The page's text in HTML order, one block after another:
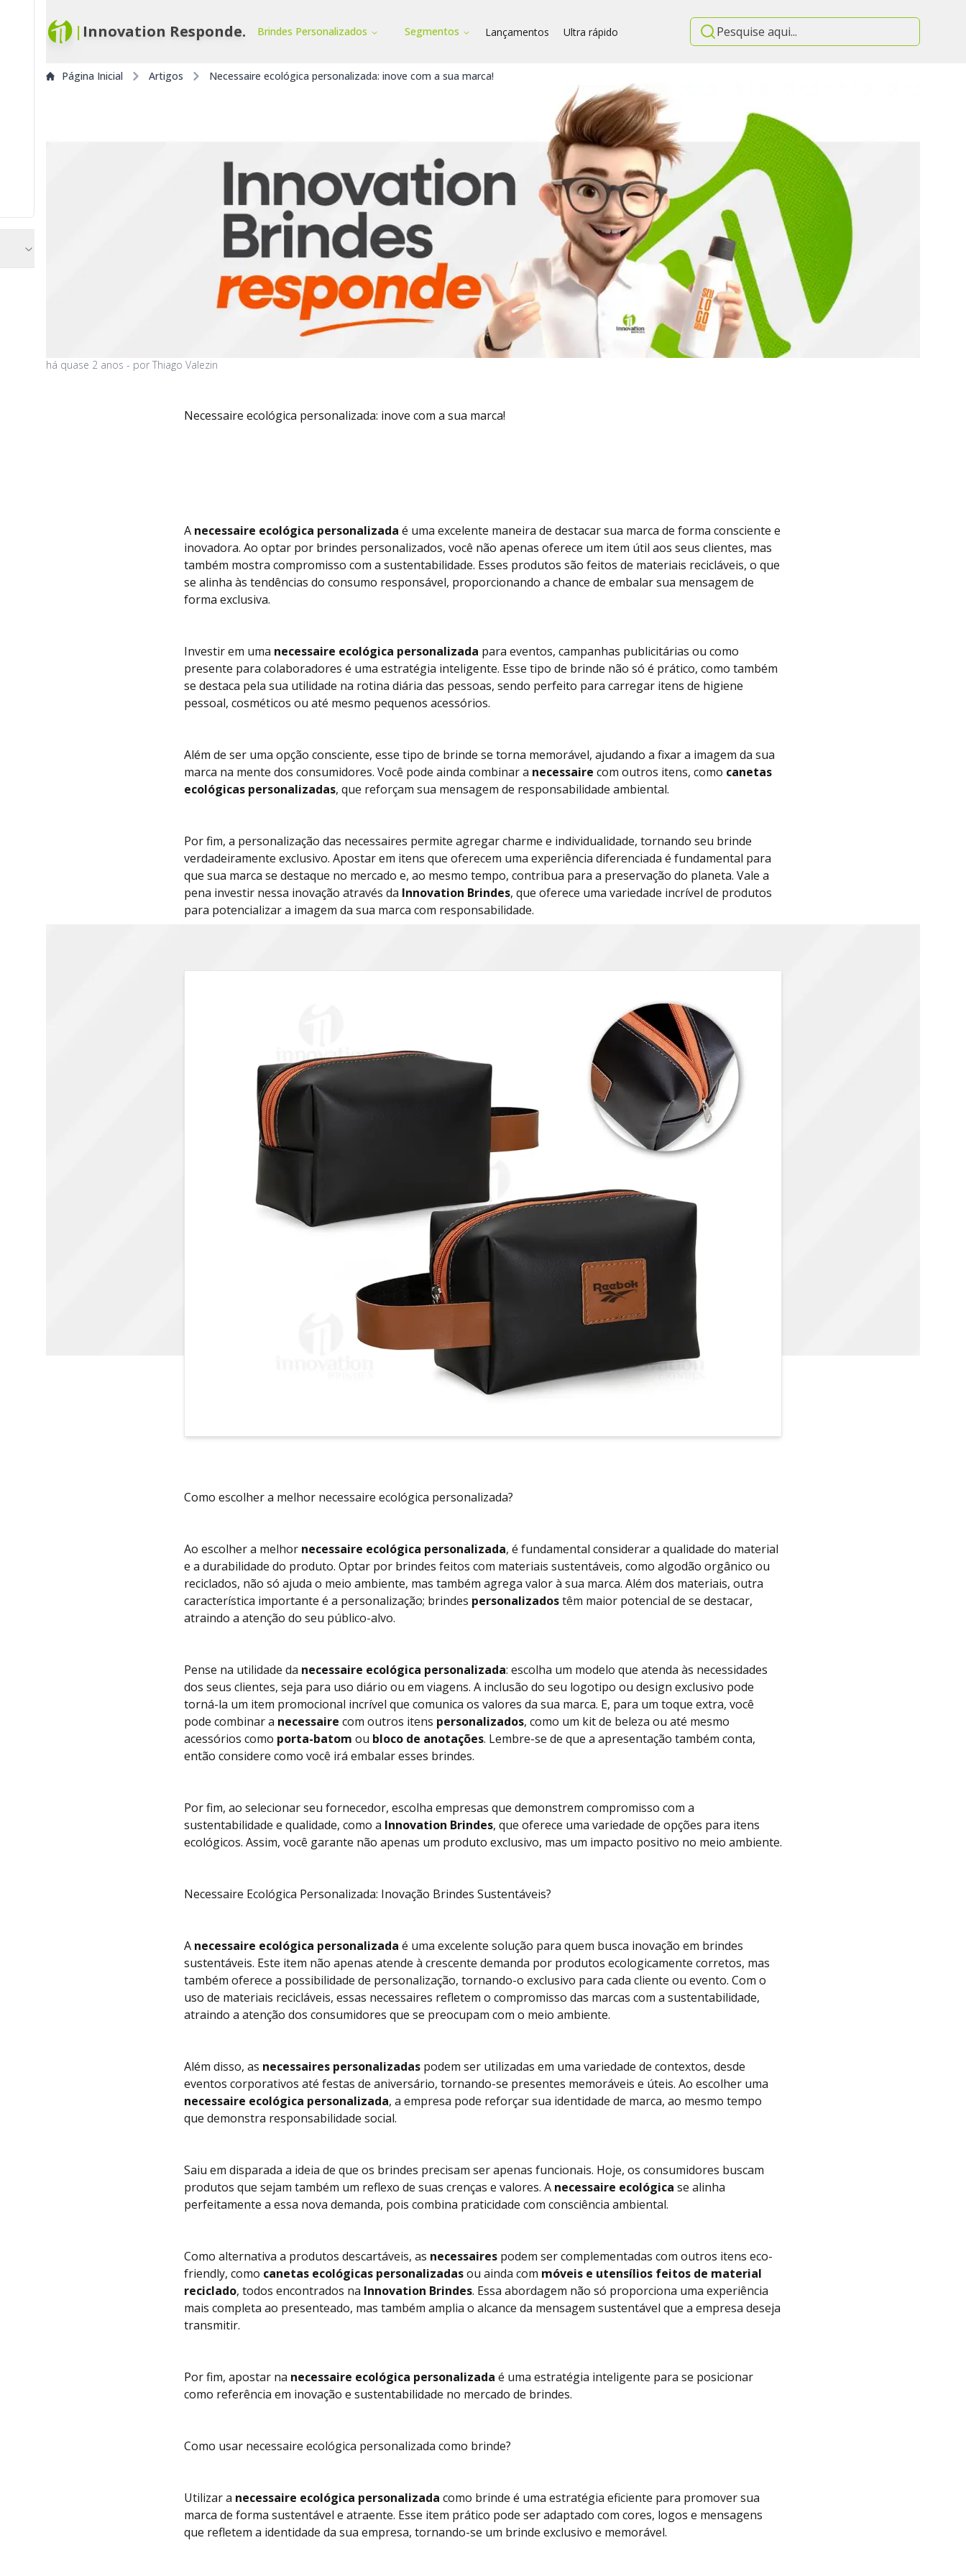
| Innovation Responde. Brindes Personalizados Segmentos Lançamentos Ultra rápido
Página Inicial Artigos Necessaire ecológica personalizada: inove com a sua marca!
há quase 2 anos - por Thiago Valezin
Necessaire ecológica personalizada: inove com a sua marca!
A necessaire ecológica personalizada é uma excelente maneira de destacar sua marca de forma consciente e
inovadora. Ao optar por brindes personalizados, você não apenas oferece um item útil aos seus clientes, mas
também mostra compromisso com a sustentabilidade. Esses produtos são feitos de materiais recicláveis, o que
se alinha às tendências do consumo responsável, proporcionando a chance de embalar sua mensagem de
forma exclusiva.
Investir em uma necessaire ecológica personalizada para eventos, campanhas publicitárias ou como
presente para colaboradores é uma estratégia inteligente. Esse tipo de brinde não só é prático, como também
se destaca pela sua utilidade na rotina diária das pessoas, sendo perfeito para carregar itens de higiene
pessoal, cosméticos ou até mesmo pequenos acessórios.
Além de ser uma opção consciente, esse tipo de brinde se torna memorável, ajudando a fixar a imagem da sua
marca na mente dos consumidores. Você pode ainda combinar a necessaire com outros itens, como canetas
ecológicas personalizadas, que reforçam sua mensagem de responsabilidade ambiental.
Por fim, a personalização das necessaires permite agregar charme e individualidade, tornando seu brinde
verdadeiramente exclusivo. Apostar em itens que oferecem uma experiência diferenciada é fundamental para
que sua marca se destaque no mercado e, ao mesmo tempo, contribua para a preservação do planeta. Vale a
pena investir nessa inovação através da Innovation Brindes, que oferece uma variedade incrível de produtos
para potencializar a imagem da sua marca com responsabilidade.
Como escolher a melhor necessaire ecológica personalizada?
Ao escolher a melhor necessaire ecológica personalizada, é fundamental considerar a qualidade do material
e a durabilidade do produto. Optar por brindes feitos com materiais sustentáveis, como algodão orgânico ou
reciclados, não só ajuda o meio ambiente, mas também agrega valor à sua marca. Além dos materiais, outra
característica importante é a personalização; brindes personalizadostêm maior potencial de se destacar,
atraindo a atenção do seu público-alvo.
Pense na utilidade da necessaire ecológica personalizada: escolha um modelo que atenda às necessidades
dos seus clientes, seja para uso diário ou em viagens. A inclusão do seu logotipo ou design exclusivo pode
torná-la um item promocional incrível que comunica os valores da sua marca. E, para um toque extra, você
pode combinar a necessaire com outros itens personalizados, como um kit de beleza ou até mesmo
acessórios como porta-batom ou bloco de anotações. Lembre-se de que a apresentação também conta,
então considere como você irá embalar esses brindes.
Por fim, ao selecionar seu fornecedor, escolha empresas que demonstrem compromisso com a
sustentabilidade e qualidade, como a Innovation Brindes, que oferece uma variedade de opções para itens
ecológicos. Assim, você garante não apenas um produto exclusivo, mas um impacto positivo no meio ambiente.
Necessaire Ecológica Personalizada: Inovação Brindes Sustentáveis?
A necessaire ecológica personalizada é uma excelente solução para quem busca inovação em brindes
sustentáveis. Este item não apenas atende à crescente demanda por produtos ecologicamente corretos, mas
também oferece a possibilidade de personalização, tornando-o exclusivo para cada cliente ou evento. Com o
uso de materiais recicláveis, essas necessaires refletem o compromisso das marcas com a sustentabilidade,
atraindo a atenção dos consumidores que se preocupam com o meio ambiente.
Além disso, as necessaires personalizadas podem ser utilizadas em uma variedade de contextos, desde
eventos corporativos até festas de aniversário, tornando-se presentes memoráveis e úteis. Ao escolher uma
necessaire ecológica personalizada, a empresa pode reforçar sua identidade de marca, ao mesmo tempo
que demonstra responsabilidade social.
Saiu em disparada a ideia de que os brindes precisam ser apenas funcionais. Hoje, os consumidores buscam
produtos que sejam também um reflexo de suas crenças e valores. A necessaire ecológica se alinha
perfeitamente a essa nova demanda, pois combina praticidade com consciência ambiental.
Como alternativa a produtos descartáveis, as necessaires podem ser complementadas com outros itens eco-
friendly, como canetas ecológicas personalizadasou ainda com móveis e utensílios feitos de material
reciclado, todos encontrados na Innovation Brindes. Essa abordagem não só proporciona uma experiência
mais completa ao presenteado, mas também amplia o alcance da mensagem sustentável que a empresa deseja
transmitir.
Por fim, apostar na necessaire ecológica personalizada é uma estratégia inteligente para se posicionar
como referência em inovação e sustentabilidade no mercado de brindes.
Como usar necessaire ecológica personalizada como brinde?
Utilizar a necessaire ecológica personalizada como brinde é uma estratégia eficiente para promover sua
marca de forma sustentável e atraente. Esse item prático pode ser adaptado com cores, logos e mensagens
que refletem a identidade da sua empresa, tornando-se um brinde exclusivo e memorável.